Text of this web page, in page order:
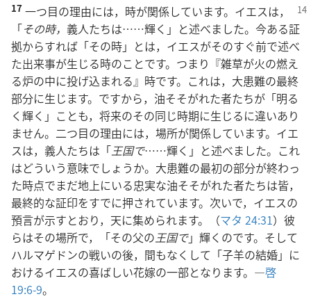
17 一つ目の理由には，時が関係しています。イエスは，
「その時， 義人たちは……輝く」と述べました。今ある証
拠からすれば「その時」とは，イエスがそのすぐ前で述べ
た出来事が生じる時のことです。つまり『雑草が火の燃え
る炉の中に投げ込まれる』時です。これは，大患難の最終
部分に生じます。ですから，油そそがれた者たちが「明る
く輝く」ことも，将来のその同じ時期に生じるに違いあり
ません。二つ目の理由には，場所が関係しています。イエ
スは，義人たちは「王国で……輝く」と述べました。これ
はどういう意味でしょうか。大患難の最初の部分が終わっ
た時点でまだ地上にいる忠実な油そそがれた者たちは皆，
最終的な証印をすでに押されています。次いで，イエスの
預言が示すとおり，天に集められます。（マタ 24:31）彼
らはその場所で，「その父の王国で」輝くのです。そして
ハルマゲドンの戦いの後，間もなくして「子羊の結婚」に
おけるイエスの喜ばしい花嫁の一部となります。―啓
19:6-9。